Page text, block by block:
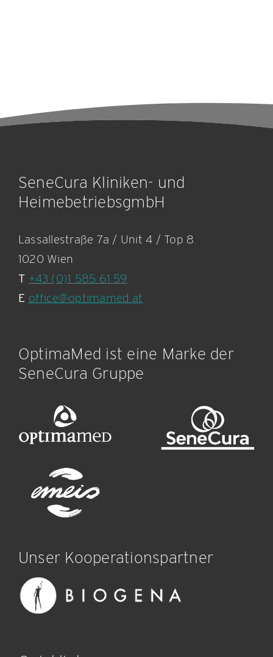
SeneCura Kliniken- und
HeimebetriebsgmbH
Lassallestraße 7a / Unit 4 / Top 8
1020 Wien
T +43 (0)1 585 61 59
E office@optimamed.at
OptimaMed ist eine Marke der
SeneCura Gruppe
Unser Kooperationspartner